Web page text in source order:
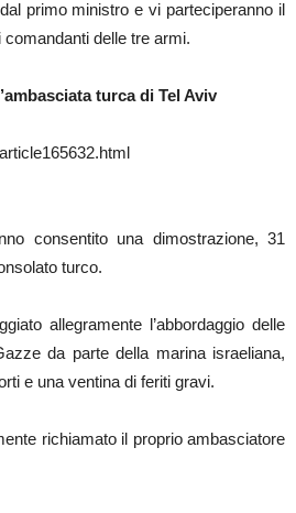
primo ministro e vi parteciperanno il
delle tre armi.
turca di Tel Aviv
consentito una dimostrazione, 31
turco.
allegramente l’abbordaggio delle
da parte della marina israeliana,
e una ventina di feriti gravi.
richiamato il proprio ambasciatore